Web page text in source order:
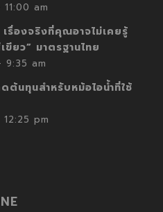
am
รื่องจริงที่คุณอาจไม่เคยรู้
ขียว” มาตรฐานไทย
9:35 am
ต้นทุนสำหรับหม้อไอน้ำที่ใช้
pm